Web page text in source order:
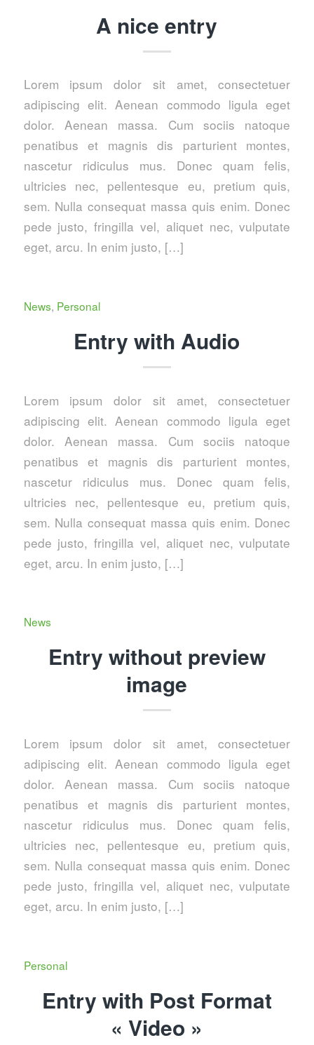
A nice entry
Lorem ipsum dolor sit amet, consectetuer
adipiscing elit. Aenean commodo ligula eget
dolor. Aenean massa. Cum sociis natoque
penatibus et magnis dis parturient montes,
nascetur ridiculus mus. Donec quam felis,
ultricies nec, pellentesque eu, pretium quis,
sem. Nulla consequat massa quis enim. Donec
pede justo, fringilla vel, aliquet nec, vulputate
eget, arcu. In enim justo, […]
News, Personal
Entry with Audio
Lorem ipsum dolor sit amet, consectetuer
adipiscing elit. Aenean commodo ligula eget
dolor. Aenean massa. Cum sociis natoque
penatibus et magnis dis parturient montes,
nascetur ridiculus mus. Donec quam felis,
ultricies nec, pellentesque eu, pretium quis,
sem. Nulla consequat massa quis enim. Donec
pede justo, fringilla vel, aliquet nec, vulputate
eget, arcu. In enim justo, […]
News
Entry without preview
image
Lorem ipsum dolor sit amet, consectetuer
adipiscing elit. Aenean commodo ligula eget
dolor. Aenean massa. Cum sociis natoque
penatibus et magnis dis parturient montes,
nascetur ridiculus mus. Donec quam felis,
ultricies nec, pellentesque eu, pretium quis,
sem. Nulla consequat massa quis enim. Donec
pede justo, fringilla vel, aliquet nec, vulputate
eget, arcu. In enim justo, […]
Personal
Entry with Post Format
« Video »